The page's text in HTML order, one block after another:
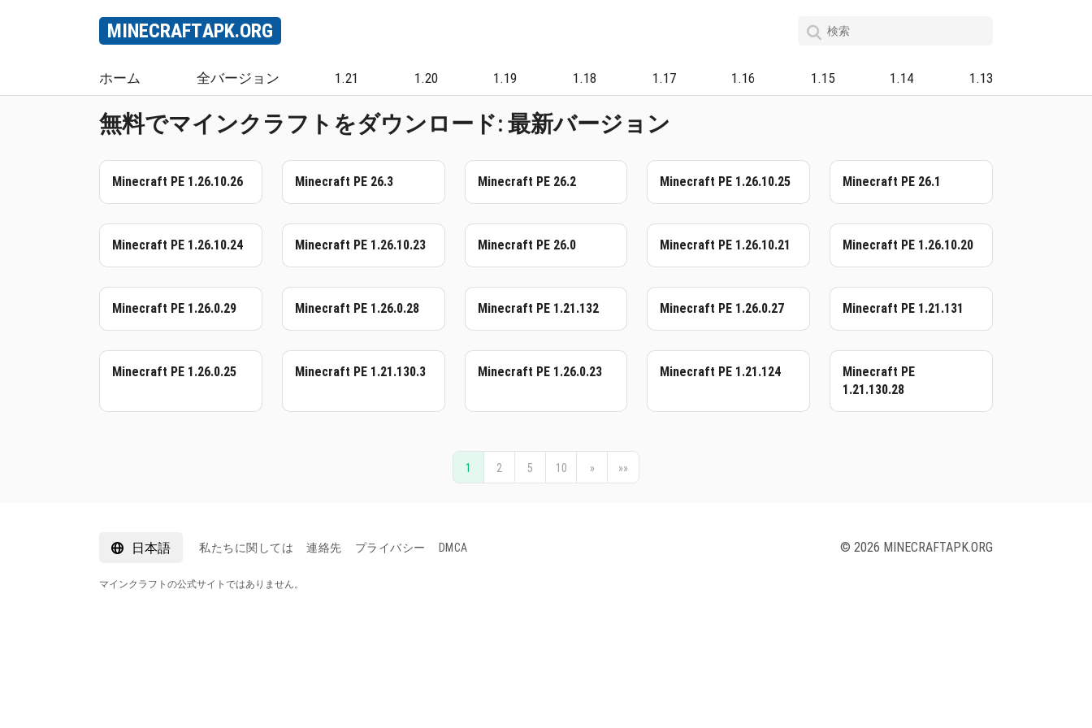
MINECRAFTAPK.ORG
ホーム 全バージョン 1.21 1.20 1.19 1.18 1.17 1.16 1.15 1.14 1.13
無料でマインクラフトをダウンロード: 最新バージョン
Minecraft PE 1.26.10.26 Minecraft PE 26.3 Minecraft PE 26.2 Minecraft PE 1.26.10.25 Minecraft PE 26.1
Minecraft PE 1.26.10.24 Minecraft PE 1.26.10.23 Minecraft PE 26.0 Minecraft PE 1.26.10.21 Minecraft PE 1.26.10.20
Minecraft PE 1.26.0.29 Minecraft PE 1.26.0.28 Minecraft PE 1.21.132 Minecraft PE 1.26.0.27 Minecraft PE 1.21.131
Minecraft PE 1.26.0.25 Minecraft PE 1.21.130.3 Minecraft PE 1.26.0.23 Minecraft PE 1.21.124
Minecraft PE
1.21.130.28
1 2 5 10 » »»
日本語 私たちに関しては 連絡先 プライバシー DMCA © 2026 MINECRAFTAPK.ORG
マインクラフトの公式サイトではありません。